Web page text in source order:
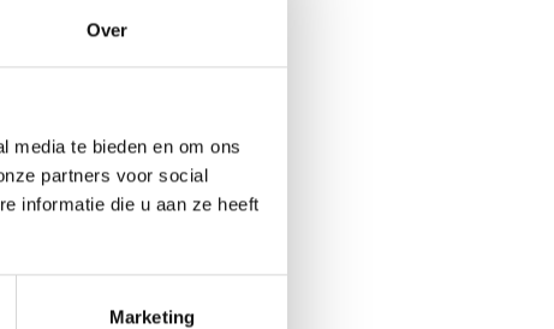
Over
media te bieden en om ons
partners voor social
informatie die u aan ze heeft
Marketing